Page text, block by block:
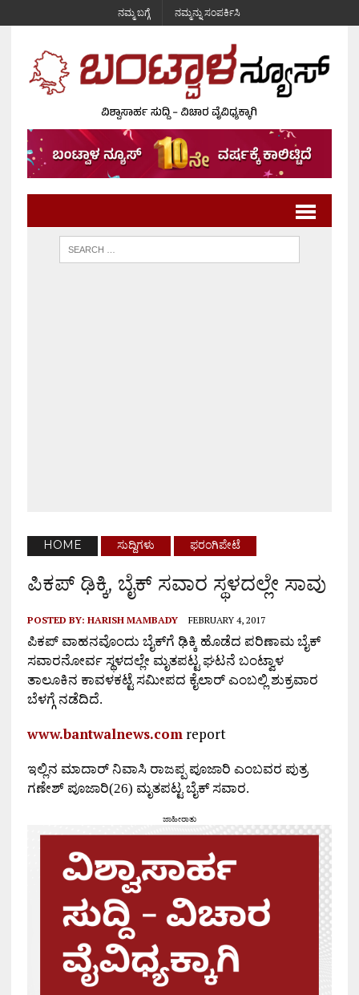
ನಮ್ಮ ಬಗ್ಗೆ ನಮ್ಮನ್ನು ಸಂಪರ್ಕಿಸಿ
HOME ಸುದ್ದಿಗಳು ಫರಂಗಿಪೇಟೆ
ಪಿಕಪ್ ಢಿಕ್ಕಿ, ಬೈಕ್ ಸವಾರ ಸ್ಥಳದಲ್ಲೇ ಸಾವು
POSTED BY: HARISH MAMBADY FEBRUARY 4, 2017
ಪಿಕಪ್ ವಾಹನವೊಂದು ಬೈಕ್‌ಗೆ ಢಿಕ್ಕಿ ಹೊಡೆದ ಪರಿಣಾಮ ಬೈಕ್
ಸವಾರನೋರ್ವ ಸ್ಥಳದಲ್ಲೇ ಮೃತಪಟ್ಟ ಘಟನೆ ಬಂಟ್ವಾಳ
ತಾಲೂಕಿನ ಕಾವಳಕಟ್ಟೆ ಸಮೀಪದ ಕೈಲಾರ್ ಎಂಬಲ್ಲಿ ಶುಕ್ರವಾರ
ಬೆಳಗ್ಗೆ ನಡೆದಿದೆ.
www.bantwalnews.comreport
ಇಲ್ಲಿನ ಮಾದಾರ್ ನಿವಾಸಿ ರಾಜಪ್ಪ ಪೂಜಾರಿ ಎಂಬವರ ಪುತ್ರ
ಗಣೇಶ್ ಪೂಜಾರಿ(26) ಮೃತಪಟ್ಟ ಬೈಕ್ ಸವಾರ.
ಜಾಹೀರಾತು